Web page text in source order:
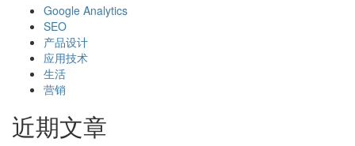
Google Analytics
SEO
产品设计
应用技术
生活
营销
近期文章